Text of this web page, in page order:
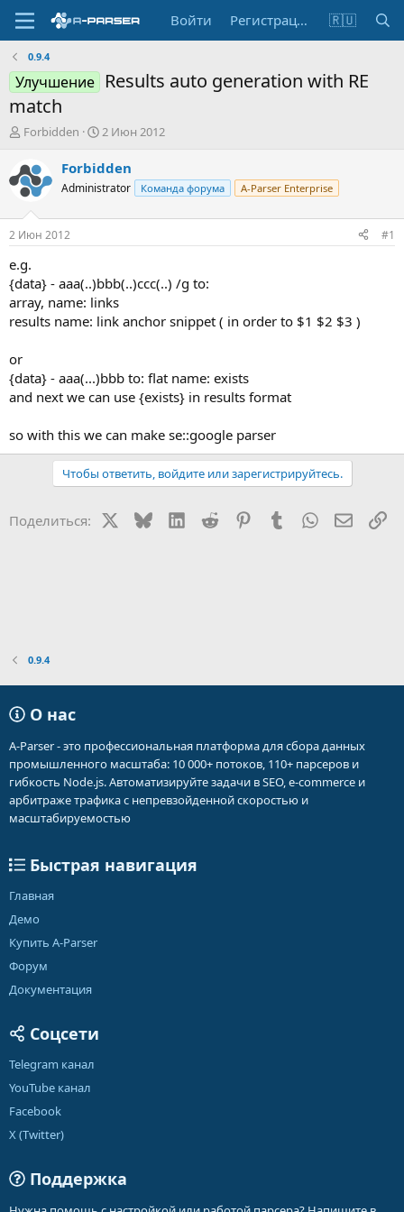
Войти Регистрация 🇷🇺
0.9.4
Улучшение
Results auto generation with RE
match
А
т
о
р
т
е
м
ы
Forbidden
Д
т
н
а
а
2 Июн 2012
Forbidden
Administrator Команда форума A-Parser Enterprise
2 Июн 2012 #1
e.g.
{data} - aaa(..)bbb(..)ccc(..) /g to:
array, name: links
results name: link anchor snippet ( in order to $1 $2 $3 )
or
{data} - aaa(...)bbb to: flat name: exists
and next we can use {exists} in results format
so with this we can make se::google parser
Чтобы ответить, войдите или зарегистрируйтесь.
Поделиться: BlueskyLinkedIn
Reddit PinterestTumblr WhatsApp
0.9.4
О нас
A-Parser - это профессиональная платформа для сбора данных
промышленного масштаба: 10 000+ потоков, 110+ парсеров и
гибкость Node.js. Автоматизируйте задачи в SEO, e-commerce и
арбитраже трафика с непревзойденной скоростью и
масштабируемостью
Быстрая навигация
Главная
Демо
Купить A-Parser
Форум
Документация
Соцсети
Telegram канал
YouTube канал
Facebook
X (Twitter)
Поддержка